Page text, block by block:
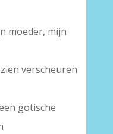
moeder, mijn
verscheuren
gotische